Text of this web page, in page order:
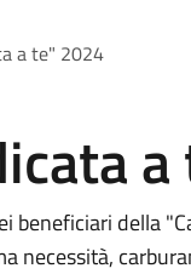
a te" 2024
beneficiari della
necessità,